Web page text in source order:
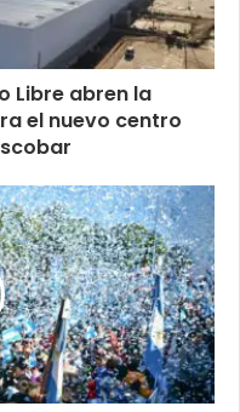
Libre abren la
el nuevo centro